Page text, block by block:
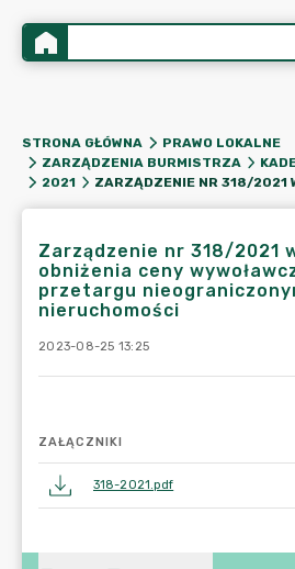
STRONA GŁÓWNA
PRAWO LOKALNE
ZARZĄDZENIA BURMISTRZA
2021
Zarządzenie nr 318/2021
obniżenia ceny
przetargu
nieruchomości
2023-08-25 13:25
ZAŁĄCZNIKI
318-2021.pdf